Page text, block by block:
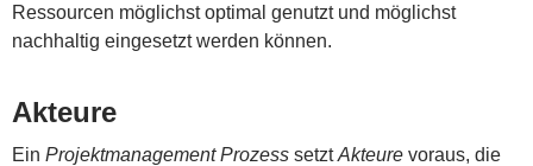
Ressourcen möglichst optimal genutzt und möglichst
nachhaltig eingesetzt werden können.
Akteure
Ein Projektmanagement Prozess setztAkteure voraus, die